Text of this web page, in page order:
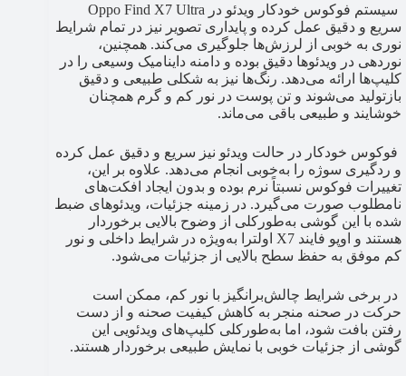
سیستم فوکوس خودکار ویدئو در Oppo Find X7 Ultra
سریع و دقیق عمل کرده و پایداری تصویر نیز در تمام شرایط
نوری به خوبی از لرزش‌ها جلوگیری می‌کند. همچنین،
نوردهی در ویدئوها دقیق بوده و دامنه داینامیک وسیعی را در
کلیپ‌ها ارائه می‌دهد. رنگ‌ها نیز به شکلی طبیعی و دقیق
بازتولید می‌شوند و تن پوست در نور کم و گرم همچنان
خوشایند و طبیعی باقی می‌ماند.
فوکوس خودکار در حالت ویدئو نیز سریع و دقیق عمل کرده
و ردگیری سوژه را به‌خوبی انجام می‌دهد. علاوه بر این،
تغییرات فوکوس نسبتاً نرم بوده و بدون ایجاد افکت‌های
نامطلوب صورت می‌گیرد. در زمینه جزئیات، ویدئوهای ضبط
شده با این گوشی به‌طورکلی از وضوح بالایی برخوردار
هستند و اوپو فایند X7 اولترا به‌ویژه در شرایط داخلی و نور
کم موفق به حفظ سطح بالایی از جزئیات می‌شود.
در برخی شرایط چالش‌برانگیز با نور کم، ممکن است
حرکت در صحنه منجر به کاهش کیفیت صحنه و از دست
رفتن بافت شود، اما به‌طورکلی کلیپ‌های ویدئویی این
گوشی از جزئیات خوبی با نمایش طبیعی برخوردار هستند.